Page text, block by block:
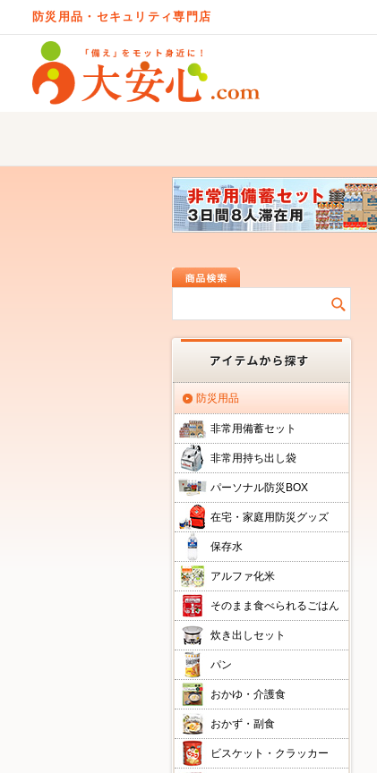
防災用品・セキュリティ専門店
防災用品
非常用備蓄セット
非常用持ち出し袋
パーソナル防災BOX
在宅・家庭用防災グッズ
保存水
アルファ化米
そのまま食べられるごはん
炊き出しセット
パン
おかゆ・介護食
おかず・副食
ビスケット・クラッカー